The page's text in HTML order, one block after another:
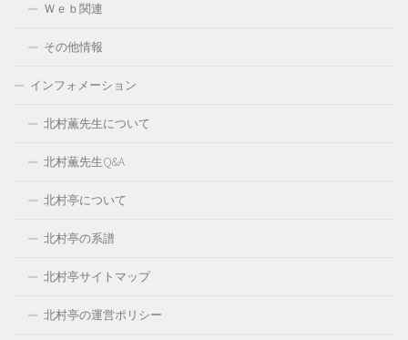
Ｗｅｂ関連
その他情報
インフォメーション
北村薫先生について
北村薫先生Q&A
北村亭について
北村亭の系譜
北村亭サイトマップ
北村亭の運営ポリシー